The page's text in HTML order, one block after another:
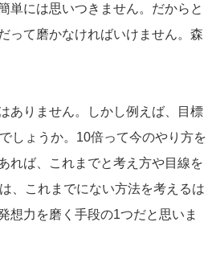
単には思いつきません。だからと
って磨かなければいけません。森
ありません。しかし例えば、目標
しょうか。10倍って今のやり方を
れば、これまでと考え方や目線を
、これまでにない方法を考えるは
想力を磨く手段の1つだと思いま